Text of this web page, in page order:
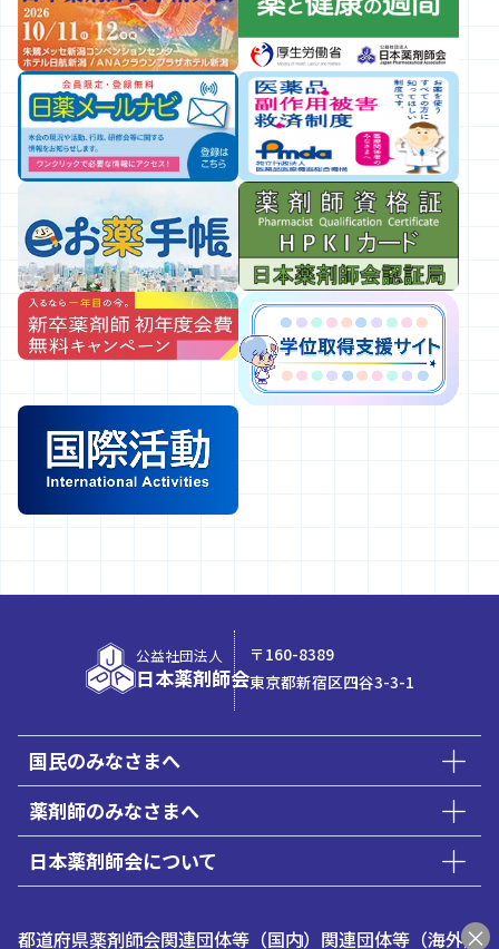
2026.07.15 会員向け
新医薬品の薬価収載について
公益社団法人
日本薬剤師会
〒160-8389
東京都新宿区四谷3-3-1
国民のみなさまへ
薬剤師のみなさまへ
日本薬剤師会について
都道府県薬剤師会関連団体等（国内） 関連団体等（海外）